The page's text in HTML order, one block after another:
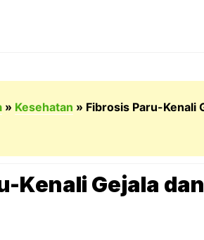
» Kesehatan » Fibrosis Paru-Kenali
Kenali Gejala